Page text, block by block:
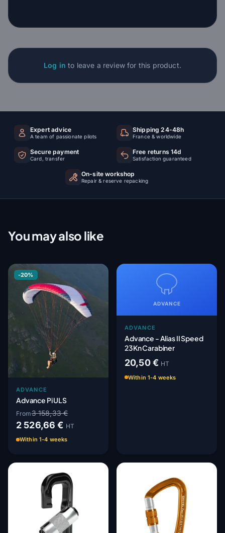
Log in to leave a review for this product.
Expert advice
A team of passionate pilots
Shipping 24-48h
France & worldwide
Secure payment
Card, transfer
Free returns 14d
Satisfaction guaranteed
On-site workshop
Repair & reserve repacking
You may also like
-20%
ADVANCE
Advance Pi ULS
From3 158,33 €
2 526,66 € HT
Within 1-4 weeks
ADVANCE
ADVANCE
Advance - Alias II Speed
23Kn Carabiner
20,50 € HT
Within 1-4 weeks